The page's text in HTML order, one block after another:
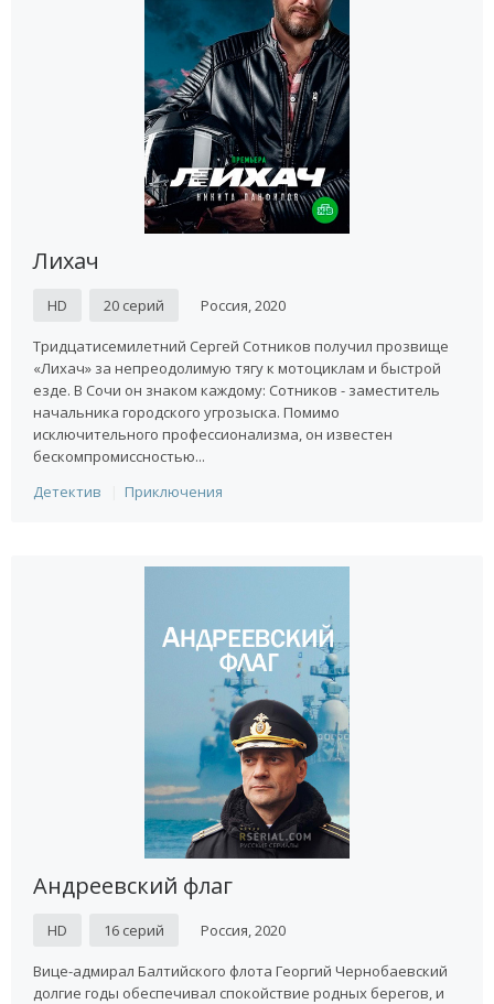
Лихач
HD 20 серий Россия, 2020
Тридцатисемилетний Сергей Сотников получил прозвище
«Лихач» за непреодолимую тягу к мотоциклам и быстрой
езде. В Сочи он знаком каждому: Сотников - заместитель
начальника городского угрозыска. Помимо
исключительного профессионализма, он известен
бескомпромиссностью...
Детектив
Приключения
Андреевский флаг
HD 16 серий Россия, 2020
Вице-адмирал Балтийского флота Георгий Чернобаевский
долгие годы обеспечивал спокойствие родных берегов, и